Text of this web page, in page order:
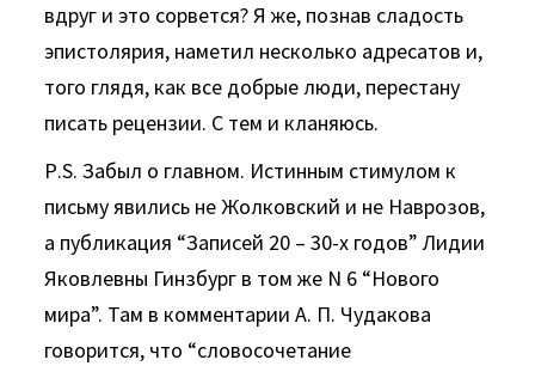
вдруг и это сорвется? Я же, познав сладость
эпистолярия, наметил несколько адресатов и,
того глядя, как все добрые люди, перестану
писать рецензии. С тем и кланяюсь.
Р.S. Забыл о главном. Истинным стимулом к
письму явились не Жолковский и не Наврозов,
а публикация “Записей 20 – 30-х годов” Лидии
Яковлевны Гинзбург в том же N 6 “Нового
мира”. Там в комментарии А. П. Чудакова
говорится, что “словосочетание